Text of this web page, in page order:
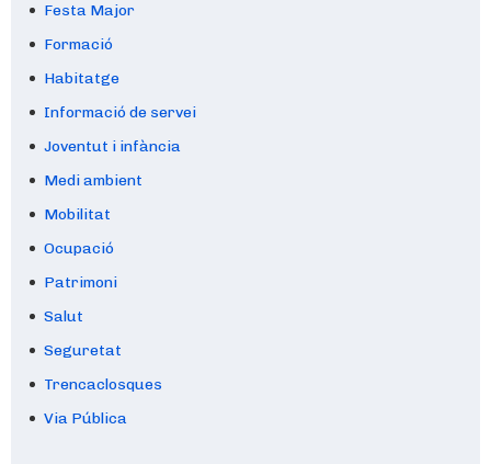
Festa Major
Formació
Habitatge
Informació de servei
Joventut i infància
Medi ambient
Mobilitat
Ocupació
Patrimoni
Salut
Seguretat
Trencaclosques
Via Pública